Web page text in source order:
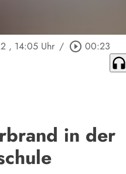
, 14:05 Uhr / play_circle_outline 00:23
headphones
in der